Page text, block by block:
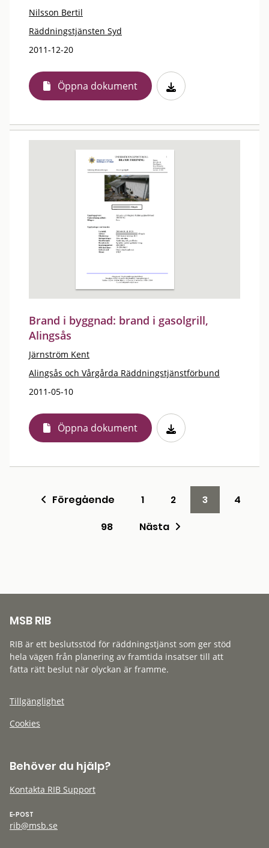
Nilsson Bertil
Räddningstjänsten Syd
2011-12-20
Öppna dokument
Brand i byggnad: brand i gasolgrill,
Alingsås
Järnström Kent
Alingsås och Vårgårda Räddningstjänstförbund
2011-05-10
Öppna dokument
Föregående 1 2 3
4
98
Nästa
MSB RIB
RIB är ett beslutsstöd för räddningstjänst som ger stöd
hela vägen från planering av framtida insatser till att
fatta rätt beslut när olyckan är framme.
Tillgänglighet
Cookies
Behöver du hjälp?
Kontakta RIB Support
E-POST
rib@msb.se